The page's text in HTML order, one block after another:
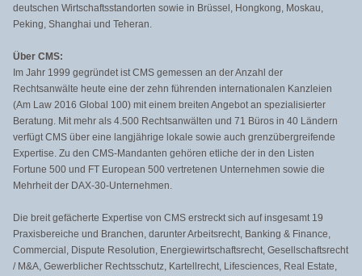
deutschen Wirtschaftsstandorten sowie in Brüssel, Hongkong, Moskau,
Peking, Shanghai und Teheran.
Über CMS:
Im Jahr 1999 gegründet ist CMS gemessen an der Anzahl der
Rechtsanwälte heute eine der zehn führenden internationalen Kanzleien
(Am Law 2016 Global 100) mit einem breiten Angebot an spezialisierter
Beratung. Mit mehr als 4.500 Rechtsanwälten und 71 Büros in 40 Ländern
verfügt CMS über eine langjährige lokale sowie auch grenzübergreifende
Expertise. Zu den CMS-Mandanten gehören etliche der in den Listen
Fortune 500 und FT European 500 vertretenen Unternehmen sowie die
Mehrheit der DAX-30-Unternehmen.
Die breit gefächerte Expertise von CMS erstreckt sich auf insgesamt 19
Praxisbereiche und Branchen, darunter Arbeitsrecht, Banking & Finance,
Commercial, Dispute Resolution, Energiewirtschaftsrecht, Gesellschaftsrecht
/ M&A, Gewerblicher Rechtsschutz, Kartellrecht, Lifesciences, Real Estate,